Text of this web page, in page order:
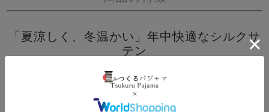
「夏涼しく、冬温かい」年中快適なシルクサ
テン
上品な光沢となめらかな肌触り